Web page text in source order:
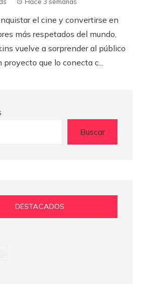
el cine y convertirse en
más respetados del mundo,
vuelve a sorprender al público
proyecto que lo conecta c...
Buscar
DESTACADOS